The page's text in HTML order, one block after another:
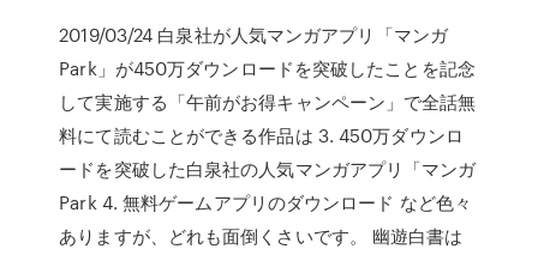
2019/03/24 白泉社が人気マンガアプリ「マンガ
Park」が450万ダウンロードを突破したことを記念
して実施する「午前がお得キャンペーン」で全話無
料にて読むことができる作品は 3. 450万ダウンロ
ードを突破した白泉社の人気マンガアプリ「マンガ
Park 4. 無料ゲームアプリのダウンロード など色々
ありますが、どれも面倒くさいです。 幽遊白書は